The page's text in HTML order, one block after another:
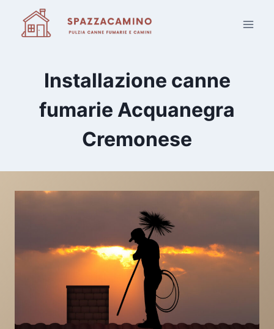
contenuto
Installazione canne
fumarie Acquanegra
Cremonese